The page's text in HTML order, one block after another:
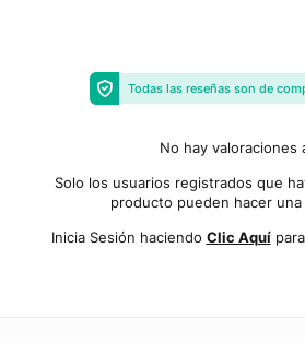
Todas las reseñas son de
No hay valoraciones
Solo los usuarios registrados que
producto pueden hacer una
Inicia Sesión haciendo Clic Aquí